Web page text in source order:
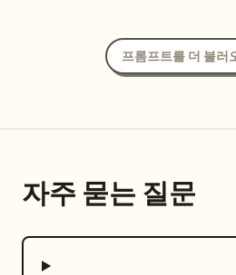
식사 경험, 문화적 디테일로
构”. 중앙에 3개의 주요 비
다. 그 아래에 투자, 면적, 인
수 주기와 관련된 5개의 작
치합니다. 7. 본사 지원 시스템 슬라이드: 타이
기를 일관된 하단 또는 하단
배치하며, 제목 타이포그래
로 유지하세요. 맛의 정체성
질감, 다크 브라우니 조각,
미닌 패션 미학을 연출합니
편안하고 자신감 넘치며, 의
촬영 장면을 포착하세요. 말
학, 흐르는 곡선, 조각 같은
프롬프트를 더 불러
자주 묻는 질문